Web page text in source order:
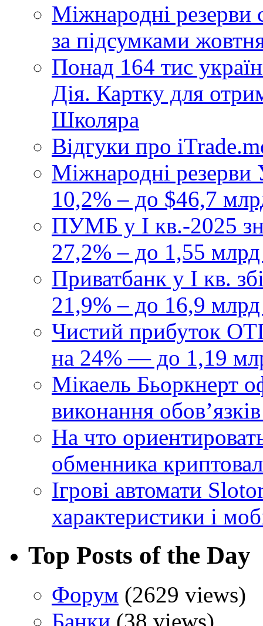
Міжнародні
за підсумками
Понад 164 тис
Дія. Картку для
Школяра
Відгуки про
Міжнародні резерви
10,2% – до $46,7
ПУМБ у I кв.-2025
27,2% – до 1,55
Приватбанк у І кв.
21,9% – до 16,9
Чистий прибуток
на 24% — до 1,19
Мікаель Бьоркнерт
виконання
На что
обменника
Ігрові автомати
характеристики і
Top Posts of the Day
Форум (2629 views)